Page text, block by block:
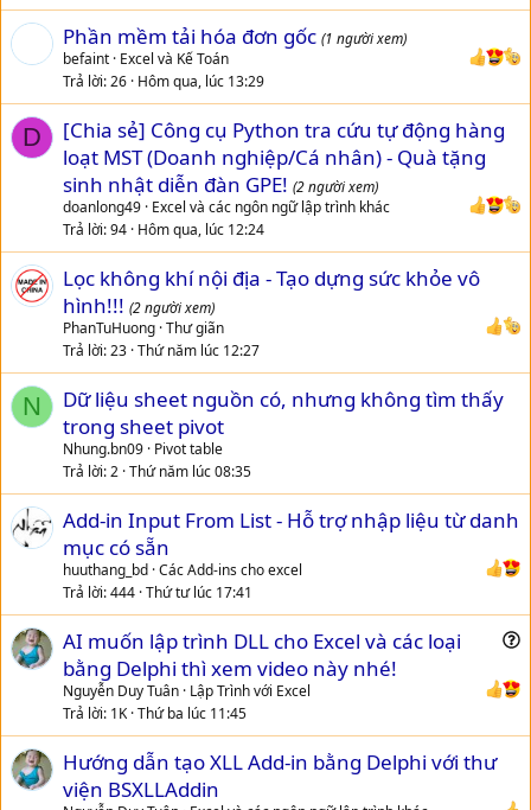
Phần mềm tải hóa đơn gốc (1 người xem)
befaint Excel và Kế Toán
Trả lời 26 Hôm qua, lúc 13:29
D
[Chia sẻ] Công cụ Python tra cứu tự động hàng
loạt MST (Doanh nghiệp/Cá nhân) - Quà tặng
sinh nhật diễn đàn GPE! (2 người xem)
doanlong49 Excel và các ngôn ngữ lập trình khác
Trả lời 94 Hôm qua, lúc 12:24
Lọc không khí nội địa - Tạo dựng sức khỏe vô
hình!!! (2 người xem)
PhanTuHuong Thư giãn
Trả lời 23 Thứ năm lúc 12:27
N
Dữ liệu sheet nguồn có, nhưng không tìm thấy
trong sheet pivot
Nhung.bn09 Pivot table
Trả lời 2 Thứ năm lúc 08:35
Add-in Input From List - Hỗ trợ nhập liệu từ danh
mục có sẵn
huuthang_bd Các Add-ins cho excel
Trả lời 444 Thứ tư lúc 17:41
e
t
AI muốn lập trình DLL cho Excel và các loại
bằng Delphi thì xem video này nhé!
Nguyễn Duy Tuân Lập Trình với Excel
Trả lời 1K Thứ ba lúc 11:45
Hướng dẫn tạo XLL Add-in bằng Delphi với thư
viện BSXLLAddin